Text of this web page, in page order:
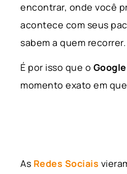
encontrar, onde você
acontece com seus
sabem a quem recorrer.
É por isso que o
momento exato em
As Redes Sociais